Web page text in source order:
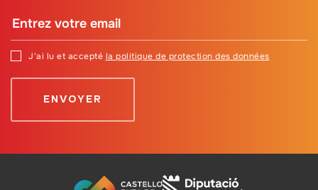
J'ai lu et accepté la politique de protection des données